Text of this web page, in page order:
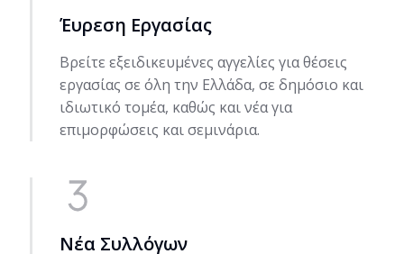
Έυρεση Εργασίας
Βρείτε εξειδικευμένες αγγελίες για θέσεις
εργασίας σε όλη την Ελλάδα, σε δημόσιο και
ιδιωτικό τομέα, καθώς και νέα για
επιμορφώσεις και σεμινάρια.
Νέα Συλλόγων